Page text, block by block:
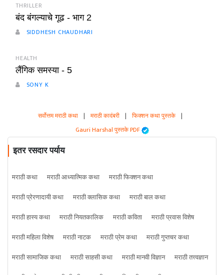
THRILLER
बंद बंगल्याचे गूढ - भाग 2
SIDDHESH CHAUDHARI
HEALTH
लैंगिक समस्या - 5
SONY K
सर्वोत्तम मराठी कथा | मराठी कादंबरी | फिक्शन कथा पुस्तके |
Gauri Harshal पुस्तके PDF
इतर रसदार पर्याय
मराठी कथा मराठी आध्यात्मिक कथा
मराठी फिक्शन कथा
मराठी प्रेरणादायी कथा
मराठी क्लासिक कथा
मराठी बाल कथा
मराठी हास्य कथा
मराठी नियतकालिक मराठी कविता
मराठी प्रवास विशेष
मराठी महिला विशेष
मराठी नाटक मराठी प्रेम कथा
मराठी गुप्तचर कथा
मराठी सामाजिक कथा
मराठी साहसी कथा मराठी मानवी विज्ञान
मराठी तत्त्वज्ञान